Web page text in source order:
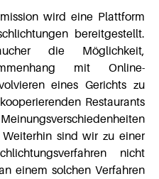
wird eine Plattform
bereitgestellt.
die Möglichkeit,
mit Online-
eines Gerichts zu
Restaurants
sind wir zu einer
nicht
einem solchen Verfahren